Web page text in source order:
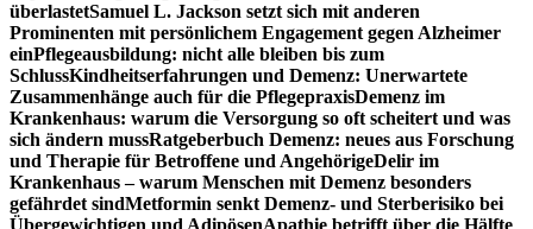
überlastetSamuel L. Jackson setzt sich mit anderen
Prominenten mit persönlichem Engagement gegen Alzheimer
einPflegeausbildung: nicht alle bleiben bis zum
SchlussKindheitserfahrungen und Demenz: Unerwartete
Zusammenhänge auch für die PflegepraxisDemenz im
Krankenhaus: warum die Versorgung so oft scheitert und was
sich ändern mussRatgeberbuch Demenz: neues aus Forschung
und Therapie für Betroffene und AngehörigeDelir im
Krankenhaus – warum Menschen mit Demenz besonders
gefährdet sindMetformin senkt Demenz- und Sterberisiko bei
Übergewichtigen und AdipösenApathie betrifft über die Hälfte